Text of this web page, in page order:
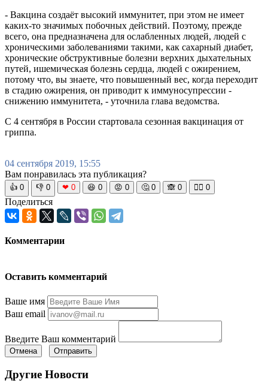
- Вакцина создаёт высокий иммунитет, при этом не имеет
каких-то значимых побочных действий. Поэтому, прежде
всего, она предназначена для ослабленных людей, людей с
хроническими заболеваниями такими, как сахарный диабет,
хронические обструктивные болезни верхних дыхательных
путей, ишемическая болезнь сердца, людей с ожирением,
потому что, вы знаете, что повышенный вес, когда переходит
в стадию ожирения, он приводит к иммуносупрессии -
снижению иммунитета, - уточнила глава ведомства.
С 4 сентября в России стартовала сезонная вакцинация от
гриппа.
04 сентября 2019, 15:55
Вам понравилась эта публикация?
👍 0 👎 0 ❤ 0 😆 0 😡 0 🤔 0 🙈 0 🧘‍♀️ 0
Поделиться
Комментарии
Оставить комментарий
Ваше имя
Ваш email
Введите Ваш комментарий
Отмена Отправить
Другие Новости